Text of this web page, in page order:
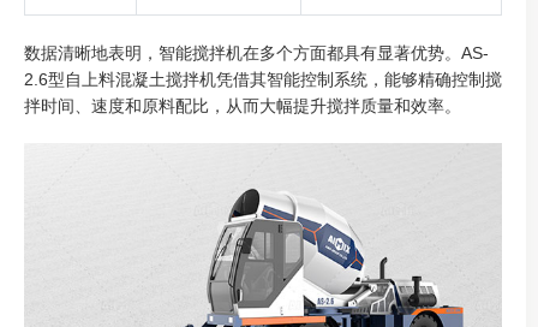
数据清晰地表明，智能搅拌机在多个方面都具有显著优势。AS-
2.6型自上料混凝土搅拌机凭借其智能控制系统，能够精确控制搅
拌时间、速度和原料配比，从而大幅提升搅拌质量和效率。